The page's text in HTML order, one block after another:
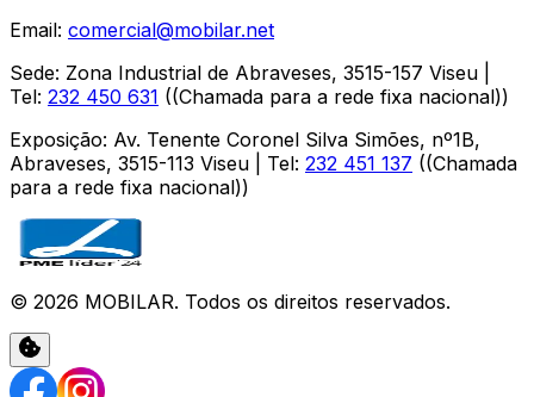
Email: comercial@mobilar.net
Sede: Zona Industrial de Abraveses, 3515-157 Viseu
Tel: 232 450 631 ((Chamada para a rede fixa nacional))
Exposição: Av. Tenente Coronel Silva Simões, nº1B,
Abraveses, 3515-113 Viseu | Tel: 232 451 137 ((Chamada
para a rede fixa nacional))
© 2026 MOBILAR. Todos os direitos reservados.